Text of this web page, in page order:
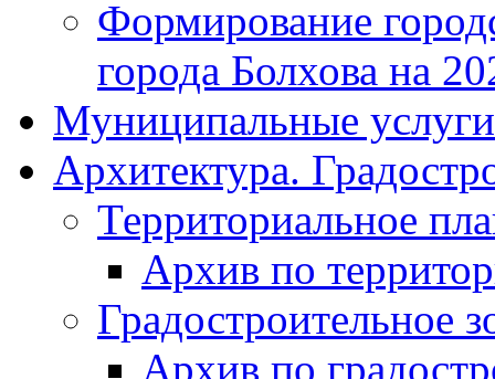
Формирование
города Болхова на
Муниципальные услуги
Архитектура.
Территориальное
Архив по
Градостроительное
Архив по